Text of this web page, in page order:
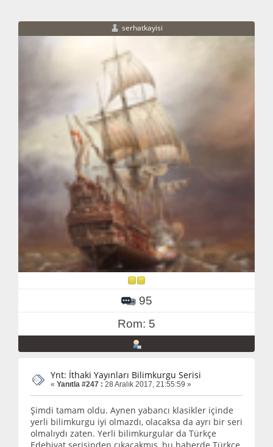
serhatkayisi
95
Rom: 5
Ynt: İthaki Yayınları Bilimkurgu Serisi
« Yanıtla #247 : 28 Aralık 2017, 21:55:59 »
Şimdi tamam oldu. Aynen yabancı klasikler içinde
yerli bilimkurgu iyi olmazdı, olacaksa da ayrı bir seri
olmalıydı zaten. Yerli bilimkurgular da Türkçe
Edebiyat serisinden çıkacakmış, bu haberde Türkçe